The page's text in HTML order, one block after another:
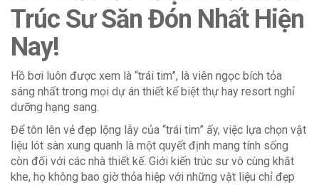
Trúc Sư Săn Đón Nhất Hiện
Nay!
Hồ bơi luôn được xem là “trái tim”, là viên ngọc bích tỏa
sáng nhất trong mọi dự án thiết kế biệt thự hay resort nghỉ
dưỡng hạng sang.
Để tôn lên vẻ đẹp lộng lẫy của “trái tim” ấy, việc lựa chọn vật
liệu lót sàn xung quanh là một quyết định mang tính sống
còn đối với các nhà thiết kế. Giới kiến trúc sư vô cùng khắt
khe, họ không bao giờ thỏa hiệp với những vật liệu chỉ đẹp